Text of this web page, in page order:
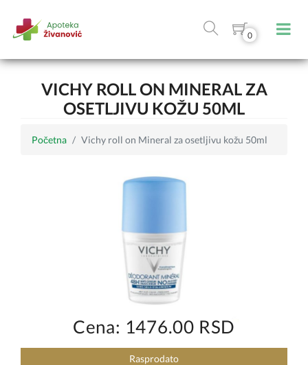
0
VICHY ROLL ON MINERAL ZA
OSETLJIVU KOŽU 50ML
Početna Vichy roll on Mineral za osetljivu kožu 50ml
Cena: 1476.00 RSD
Rasprodato